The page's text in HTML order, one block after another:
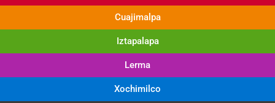
Cuajimalpa
Iztapalapa
Lerma
Xochimilco